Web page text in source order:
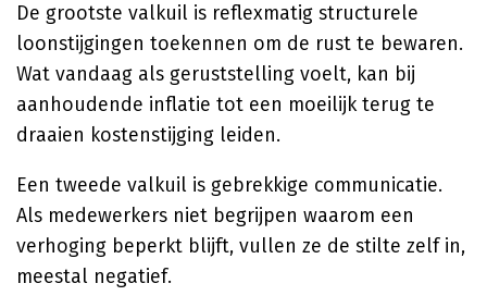
De grootste valkuil is reflexmatig structurele
loonstijgingen toekennen om de rust te bewaren.
Wat vandaag als geruststelling voelt, kan bij
aanhoudende inflatie tot een moeilijk terug te
draaien kostenstijging leiden.
Een tweede valkuil is gebrekkige communicatie.
Als medewerkers niet begrijpen waarom een
verhoging beperkt blijft, vullen ze de stilte zelf in,
meestal negatief.